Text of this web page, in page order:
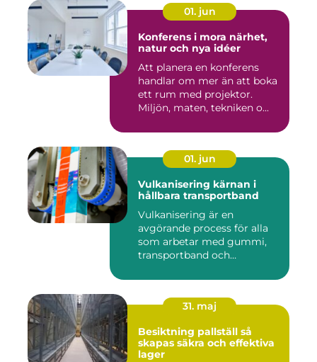
01. jun
Konferens i mora närhet,
natur och nya idéer
Att planera en konferens
handlar om mer än att boka
ett rum med projektor.
Miljön, maten, tekniken o...
01. jun
Vulkanisering kärnan i
hållbara transportband
Vulkanisering är en
avgörande process för alla
som arbetar med gummi,
transportband och
31. maj
Besiktning pallställ så
skapas säkra och effektiva
lager